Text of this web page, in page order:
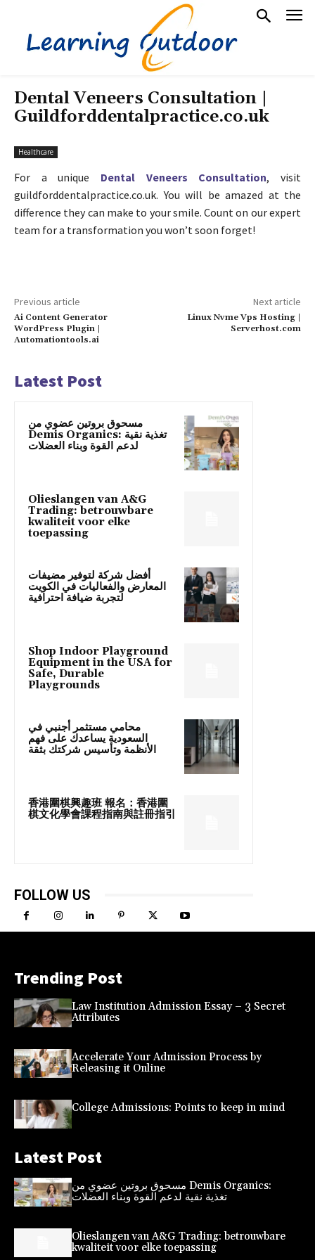
Dental Veneers Consultation |
Guildforddentalpractice.co.uk
Healthcare
For a unique Dental Veneers Consultation, visit
guildforddentalpractice.co.uk. You will be amazed at the
difference they can make to your smile. Count on our expert
team for a transformation you won’t soon forget!
Previous article
Ai Content Generator
WordPress Plugin |
Automationtools.ai
Next article
Linux Nvme Vps Hosting |
Serverhost.com
Latest Post
مسحوق بروتين عضوي من
Demis Organics: تغذية نقية
لدعم القوة وبناء العضلات
Olieslangen van A&G
Trading: betrouwbare
kwaliteit voor elke
toepassing
أفضل شركة لتوفير مضيفات
المعارض والفعاليات في الكويت
لتجربة ضيافة احترافية
Shop Indoor Playground
Equipment in the USA for
Safe, Durable
Playgrounds
محامي مستثمر أجنبي في
السعودية يساعدك على فهم
الأنظمة وتأسيس شركتك بثقة
香港圍棋興趣班 報名：香港圍
棋文化學會課程指南與註冊指引
FOLLOW US
Trending Post
Law Institution Admission Essay – 3 Secret
Attributes
Accelerate Your Admission Process by
Releasing it Online
College Admissions: Points to keep in mind
Latest Post
مسحوق بروتين عضوي من Demis Organics:
تغذية نقية لدعم القوة وبناء العضلات
Olieslangen van A&G Trading: betrouwbare
kwaliteit voor elke toepassing